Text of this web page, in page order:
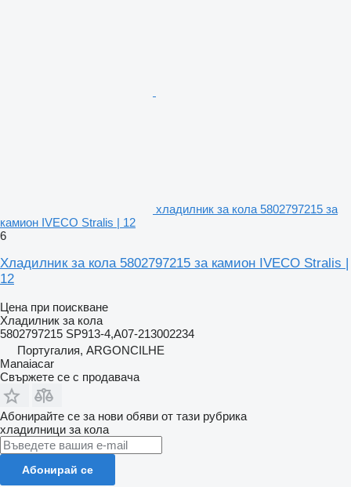
хладилник за кола 5802797215 за
камион IVECO Stralis | 12
6
Хладилник за кола 5802797215 за камион IVECO Stralis |
12
Цена при поискване
Хладилник за кола
5802797215 SP913-4,A07-213002234
Португалия, ARGONCILHE
Manaiacar
Свържете се с продавача
Абонирайте се за нови обяви от тази рубрика
хладилници за кола
Абонирай се